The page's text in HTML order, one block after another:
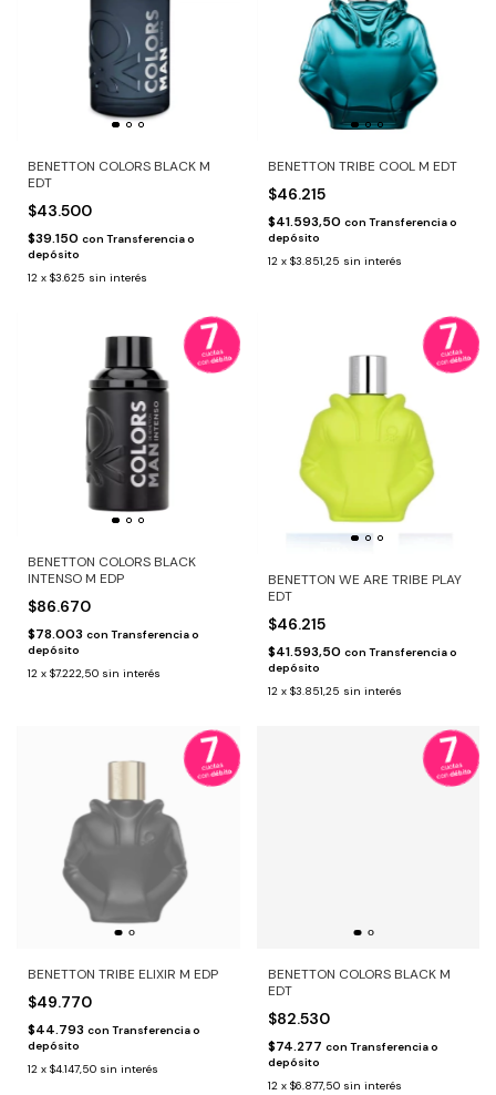
BENETTON COLORS BLACK M
EDT
$43.500
$39.150 con Transferencia o
depósito
12 x $3.625 sin interés
BENETTON TRIBE COOL M EDT
$46.215
$41.593,50 con Transferencia o
depósito
12 x $3.851,25 sin interés
BENETTON COLORS BLACK
INTENSO M EDP
$86.670
$78.003 con Transferencia o
depósito
12 x $7.222,50 sin interés
BENETTON WE ARE TRIBE PLAY
EDT
$46.215
$41.593,50 con Transferencia o
depósito
12 x $3.851,25 sin interés
BENETTON TRIBE ELIXIR M EDP
$49.770
$44.793 con Transferencia o
depósito
12 x $4.147,50 sin interés
BENETTON COLORS BLACK M
EDT
$82.530
$74.277 con Transferencia o
depósito
12 x $6.877,50 sin interés